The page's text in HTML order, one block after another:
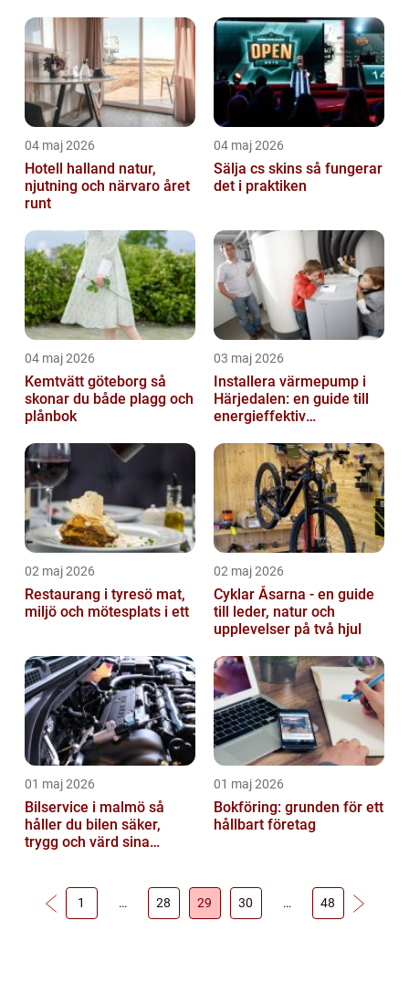
04 maj 2026
Hotell halland natur,
njutning och närvaro året
runt
04 maj 2026
Sälja cs skins så fungerar
det i praktiken
04 maj 2026
Kemtvätt göteborg så
skonar du både plagg och
plånbok
03 maj 2026
Installera värmepump i
Härjedalen: en guide till
energieffektiv
02 maj 2026
Restaurang i tyresö mat,
miljö och mötesplats i ett
02 maj 2026
Cyklar Åsarna - en guide
till leder, natur och
upplevelser på två hjul
01 maj 2026
Bilservice i malmö så
håller du bilen säker,
trygg och värd sina
01 maj 2026
Bokföring: grunden för ett
hållbart företag
1 … 28 29 30 … 48